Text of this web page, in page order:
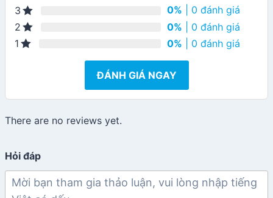
3
0% | 0 đánh giá
2
0% | 0 đánh giá
1
0% | 0 đánh giá
ĐÁNH GIÁ NGAY
There are no reviews yet.
Hỏi đáp